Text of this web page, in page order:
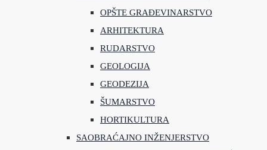
OPŠTE GRAĐEVINARSTVO
ARHITEKTURA
RUDARSTVO
GEOLOGIJA
GEODEZIJA
ŠUMARSTVO
HORTIKULTURA
SAOBRAĆAJNO INŽENJERSTVO